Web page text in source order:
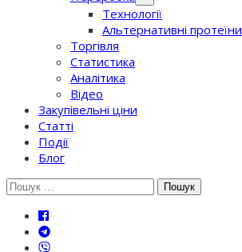
Технології
Альтернативні протеїни
Торгівля
Статистика
Аналітика
Відео
Закупівельні ціни
Статті
Події
Блог
Шукати: